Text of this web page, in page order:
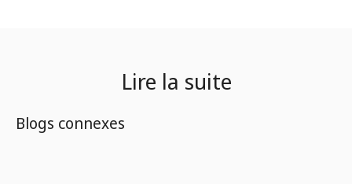
Lire la suite
Blogs connexes